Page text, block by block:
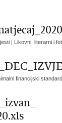
| Likovni, literarni i
financijski